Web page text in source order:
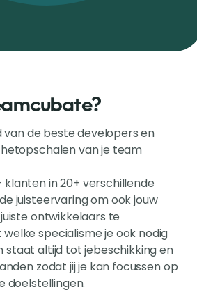
van de beste developers en
van je team
klanten in 20+ verschillende
juisteervaring om ook jouw
ontwikkelaars te
specialisme je ook nodig
staat altijd tot jebeschikking en
zodat jij je kan focussen op
doelstellingen.